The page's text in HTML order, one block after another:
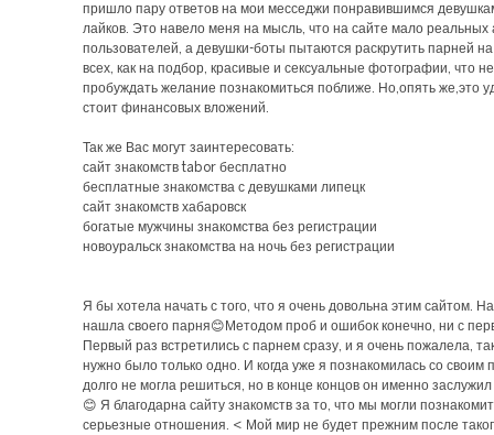
пришло пару ответов на мои месседжи понравившимся
лайков. Это навело меня на мысль, что на сайте мало реальных
пользователей, а девушки-боты пытаются раскрутить парней на
всех, как на подбор, красивые и сексуальные фотографии, что
пробуждать желание познакомиться поближе. Но,опять же,это
стоит финансовых вложений.
Так же Вас могут заинтересовать:
сайт знакомств tabor бесплатно
бесплатные знакомства с девушками липецк
сайт знакомств хабаровск
богатые мужчины знакомства без регистрации
новоуральск знакомства на ночь без регистрации
Я бы хотела начать с того, что я очень довольна этим сайтом.
нашла своего парня😊Методом проб и ошибок конечно, ни с
Первый раз встретились с парнем сразу, и я очень пожалела,
нужно было только одно. И когда уже я познакомилась со своим
долго не могла решиться, но в конце концов он именно
😊 Я благодарна сайту знакомств за то, что мы могли
серьезные отношения. < Мой мир не будет прежним после